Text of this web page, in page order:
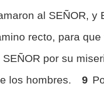
al SEÑOR, y
recto, para
por su
los hombres.
9